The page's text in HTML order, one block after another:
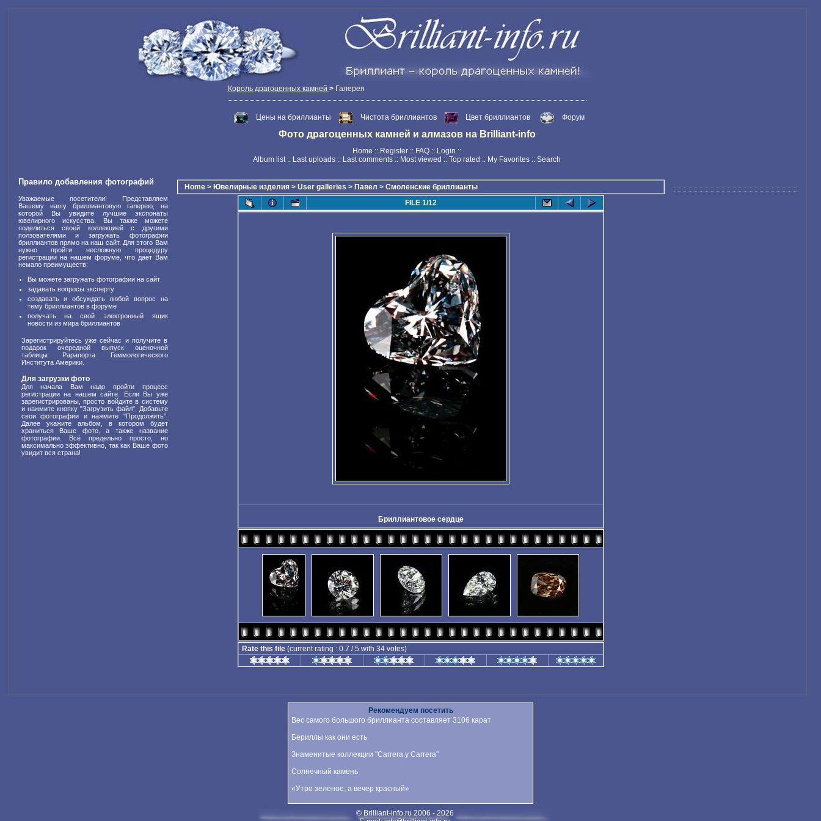
Король драгоценных камней >Галерея
Цены на бриллианты Чистота бриллиантов Цвет бриллиантов Форум
Фото драгоценных камней и алмазов на Brilliant-info
Home :: Register :: FAQ :: Login ::
Album list:: Last uploads :: Last comments :: Most viewed :: Top rated :: My Favorites :: Search
Правило добавления фотографий
Уважаемые посетители! Представляем
Вашему нашу бриллиантовую галерею, на
которой Вы увидите лучшие экспонаты
ювелирного искусства. Вы также можете
поделиться своей коллекцией с другими
ползователями и загружать фотографии
бриллиантов прямо на наш сайт. Для этого Вам
нужно пройти несложную процедуру
регистрации на нашем форуме, что дает Вам
немало преимуществ:
Вы можете загружать фотографии на сайт
задавать вопросы эксперту
создавать и обсуждать любой вопрос на
тему бриллиантов в форуме
получать на свой электронный ящик
новости из мира бриллиантов
Зарегистрируйтесь уже сейчас и получите в
подарок очередной выпуск оценочной
таблицы Рарапорта Геммологического
Института Америки.
Для загрузки фото
Для начала Вам надо пройти процесс
регистрации на нашем сайте. Если Вы уже
зарегистрированы, просто войдите в систему
и нажмите кнопку "Загрузить файл". Добавьте
свои фотографии и нажмите "Продолжить".
Далее укажите альбом, в котором будет
храниться Ваше фото, а также название
фотографии. Всё предельно просто, но
максимально эффективно, так как Ваше фото
увидит вся страна!
Home> Ювелирные изделия> User galleries > Павел > Смоленские бриллианты
FILE 1/12
Бриллиантовое сердце
Rate this file (current rating : 0.7 / 5 with 34 votes)
Рекомендуем посетить
Вес самого большого бриллианта составляет 3106 карат
Бериллы как они есть
Знаменитые коллекции "Carrera y Carrera"
Солнечный камень
«Утро зеленое, а вечер красный»
© Brilliant-info.ru 2006 - 2026